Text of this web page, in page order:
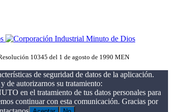
10345 del 1 de agosto de 1990 MEN
de seguridad de datos de la aplicación.
de autorizarnos su tratamiento:
en el tratamiento de tus datos personales para
continuar con esta comunicación. Gracias por